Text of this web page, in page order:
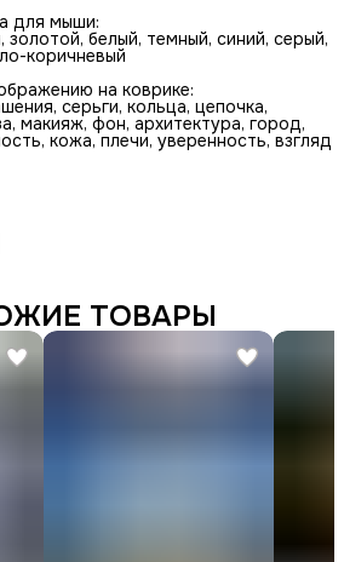
для мыши:
белый, темный, синий, серый,
коричневый
на коврике:
серьги, кольца, цепочка,
макияж, фон, архитектура, город,
кожа, плечи, уверенность, взгляд
ТОВАРЫ